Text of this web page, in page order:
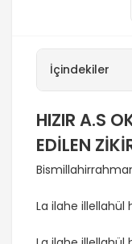
İçindekiler
HIZIR A.S
EDİLEN
La ilahe illellahül